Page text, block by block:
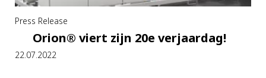
Press Release
Orion® viert zijn 20e verjaardag!
22.07.2022